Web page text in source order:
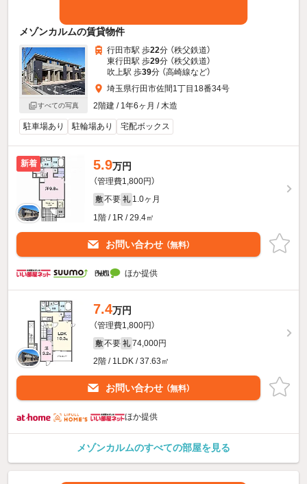
メゾンカルムの賃貸物件
すべての写真
行田市駅 歩22分 （秩父鉄道）
東行田駅 歩29分 （秩父鉄道）
吹上駅 歩39分 （高崎線など）
埼玉県行田市佐間1丁目18番34号
2階建 / 1年6ヶ月 / 木造
駐車場あり 駐輪場あり 宅配ボックス
新着 5.9万円
（管理費1,800円）
敷 不要 礼 1.0ヶ月
1階 / 1R / 29.4㎡
お問い合わせ （無料）
ほか提供
7.4万円
（管理費1,800円）
敷 不要 礼 74,000円
2階 / 1LDK / 37.63㎡
お問い合わせ （無料）
ほか提供
メゾンカルムのすべての部屋を見る